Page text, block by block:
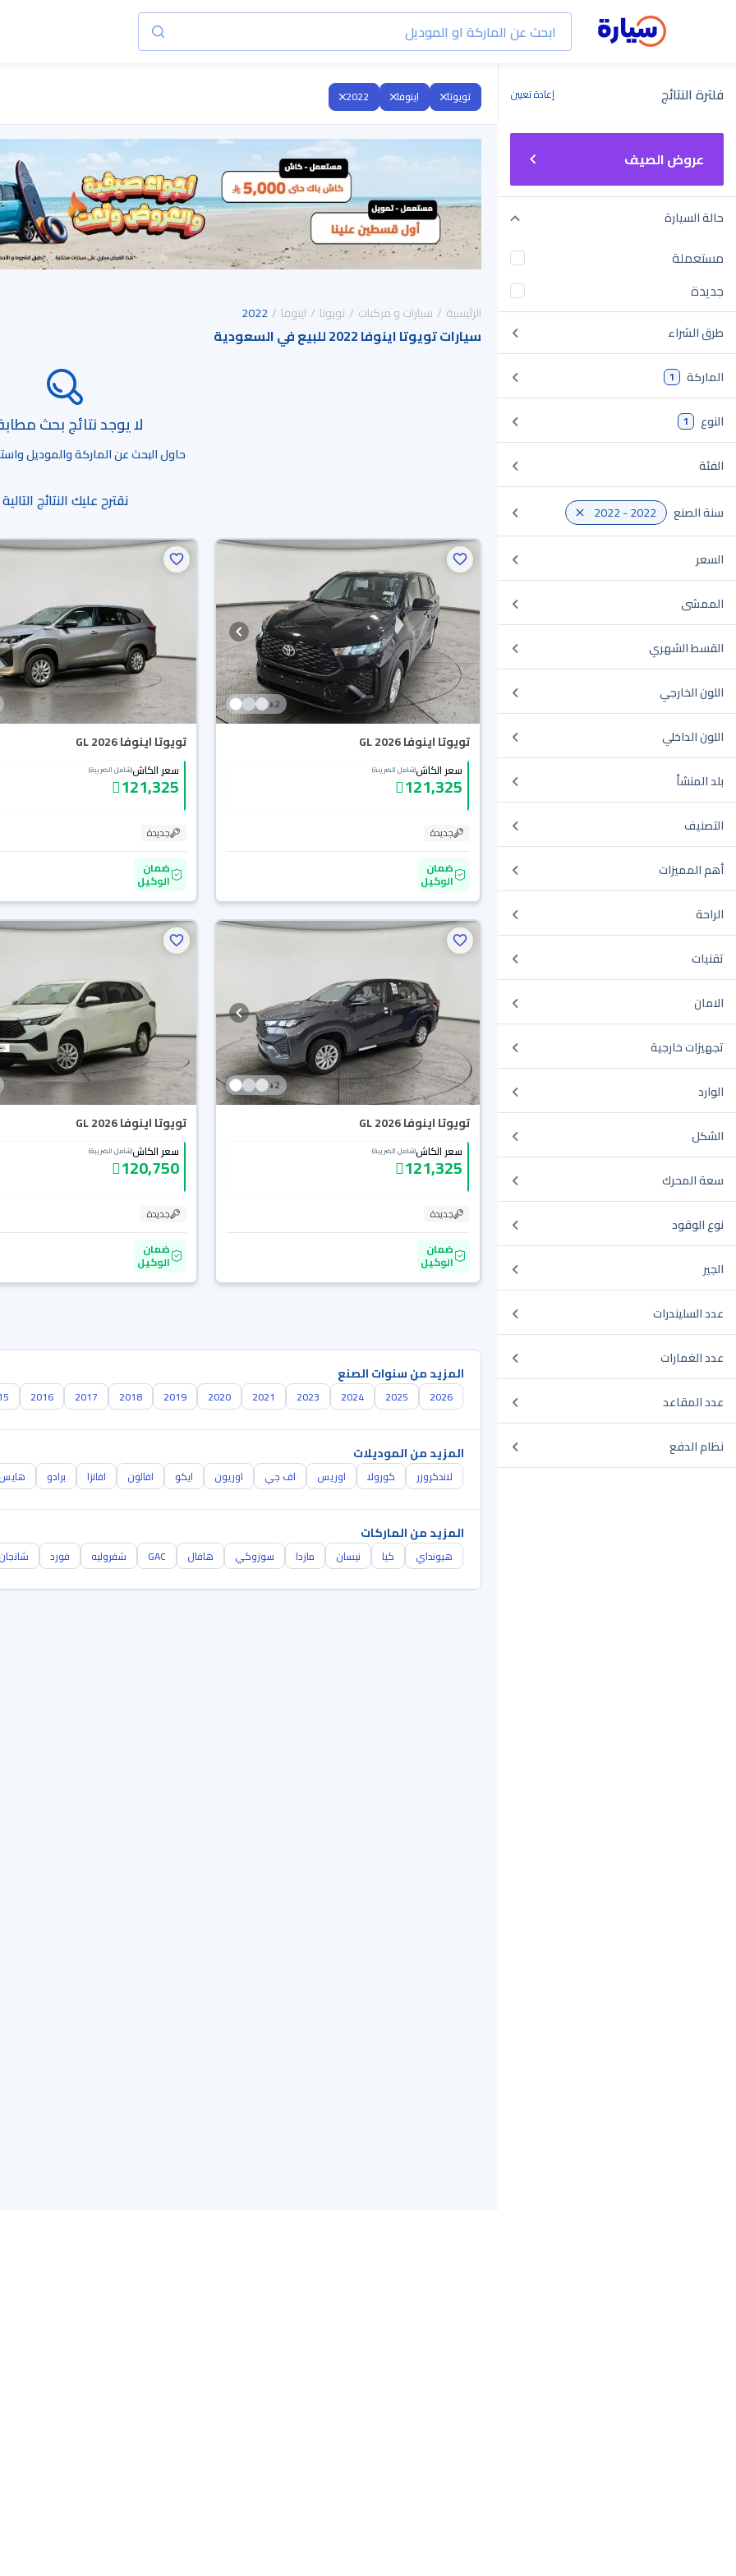
فلترة النتائج إعادة تعيين
عروض الصيف
حالة السيارة
مستعملة
جديدة
طرق الشراء
الماركة 1
النوع 1
الفئة
سنة الصنع 2022 - 2022
السعر
الممشى
القسط الشهري
اللون الخارجي
اللون الداخلي
بلد المنشأ
التصنيف
أهم المميزات
الراحة
تقنيات
الامان
تجهيزات خارجية
الوارد
الشكل
سعة المحرك
نوع الوقود
الجير
عدد السليندرات
عدد الغمارات
عدد المقاعد
نظام الدفع
تويوتا اينوفا 2022
الرئيسية سيارات و مركبات تويوتا اينوفا 2022
سيارات تويوتا اينوفا 2022 للبيع في السعودية
لا يوجد نتائج بحث
حاول البحث عن الماركة والموديل
نقترح عليك النتائج التالية
2
+
تويوتا اينوفا GL 2026
سعر الكاش(شامل الضريبة)
121,325
جديدة
ضمان
الوكيل
تويوتا اينوفا GL 2026
سعر الكاش(شامل الضريبة)
121,325
جديدة
ضمان
الوكيل
2
+
تويوتا اينوفا GL 2026
سعر الكاش(شامل الضريبة)
121,325
جديدة
ضمان
الوكيل
تويوتا اينوفا GL 2026
سعر الكاش(شامل الضريبة)
120,750
جديدة
ضمان
الوكيل
المزيد من سنوات الصنع
2026
2025
2024
2023
2021
2020
2019
2018
2017
2016
المزيد من الموديلات
لاندكروزر كورولا اوريس اف جي اوريون ايكو افالون افانزا برادو هايس
المزيد من الماركات
هيونداي كيا نيسان مازدا سوزوكي هافال GAC شفروليه فورد شانجان